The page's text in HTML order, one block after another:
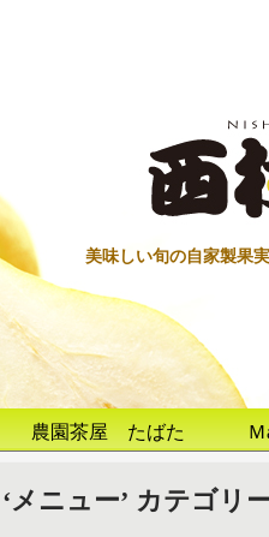
美味しい旬の自家製果
農園茶屋 たばた
‘メニュー’ カテゴリ